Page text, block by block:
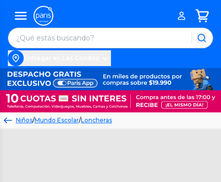
Niños/Mundo Escolar/Loncheras